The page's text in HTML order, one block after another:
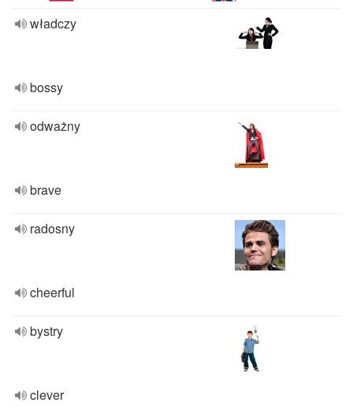
władczy
bossy
odważny
brave
radosny
cheerful
bystry
clever